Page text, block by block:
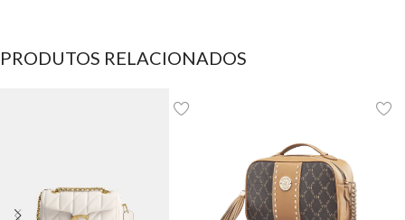
PRODUTOS RELACIONADOS